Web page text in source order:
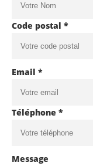
Code postal *
Email *
Téléphone *
Message